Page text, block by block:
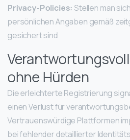
Privacy-Policies: Stellen man
persönlichen Angaben gemäß
gesichert sind
ohne Hürden
Die erleichterte Registrierung
einen Verlust für
Vertrauenswürdige Plattformen
bei fehlender detaillierter